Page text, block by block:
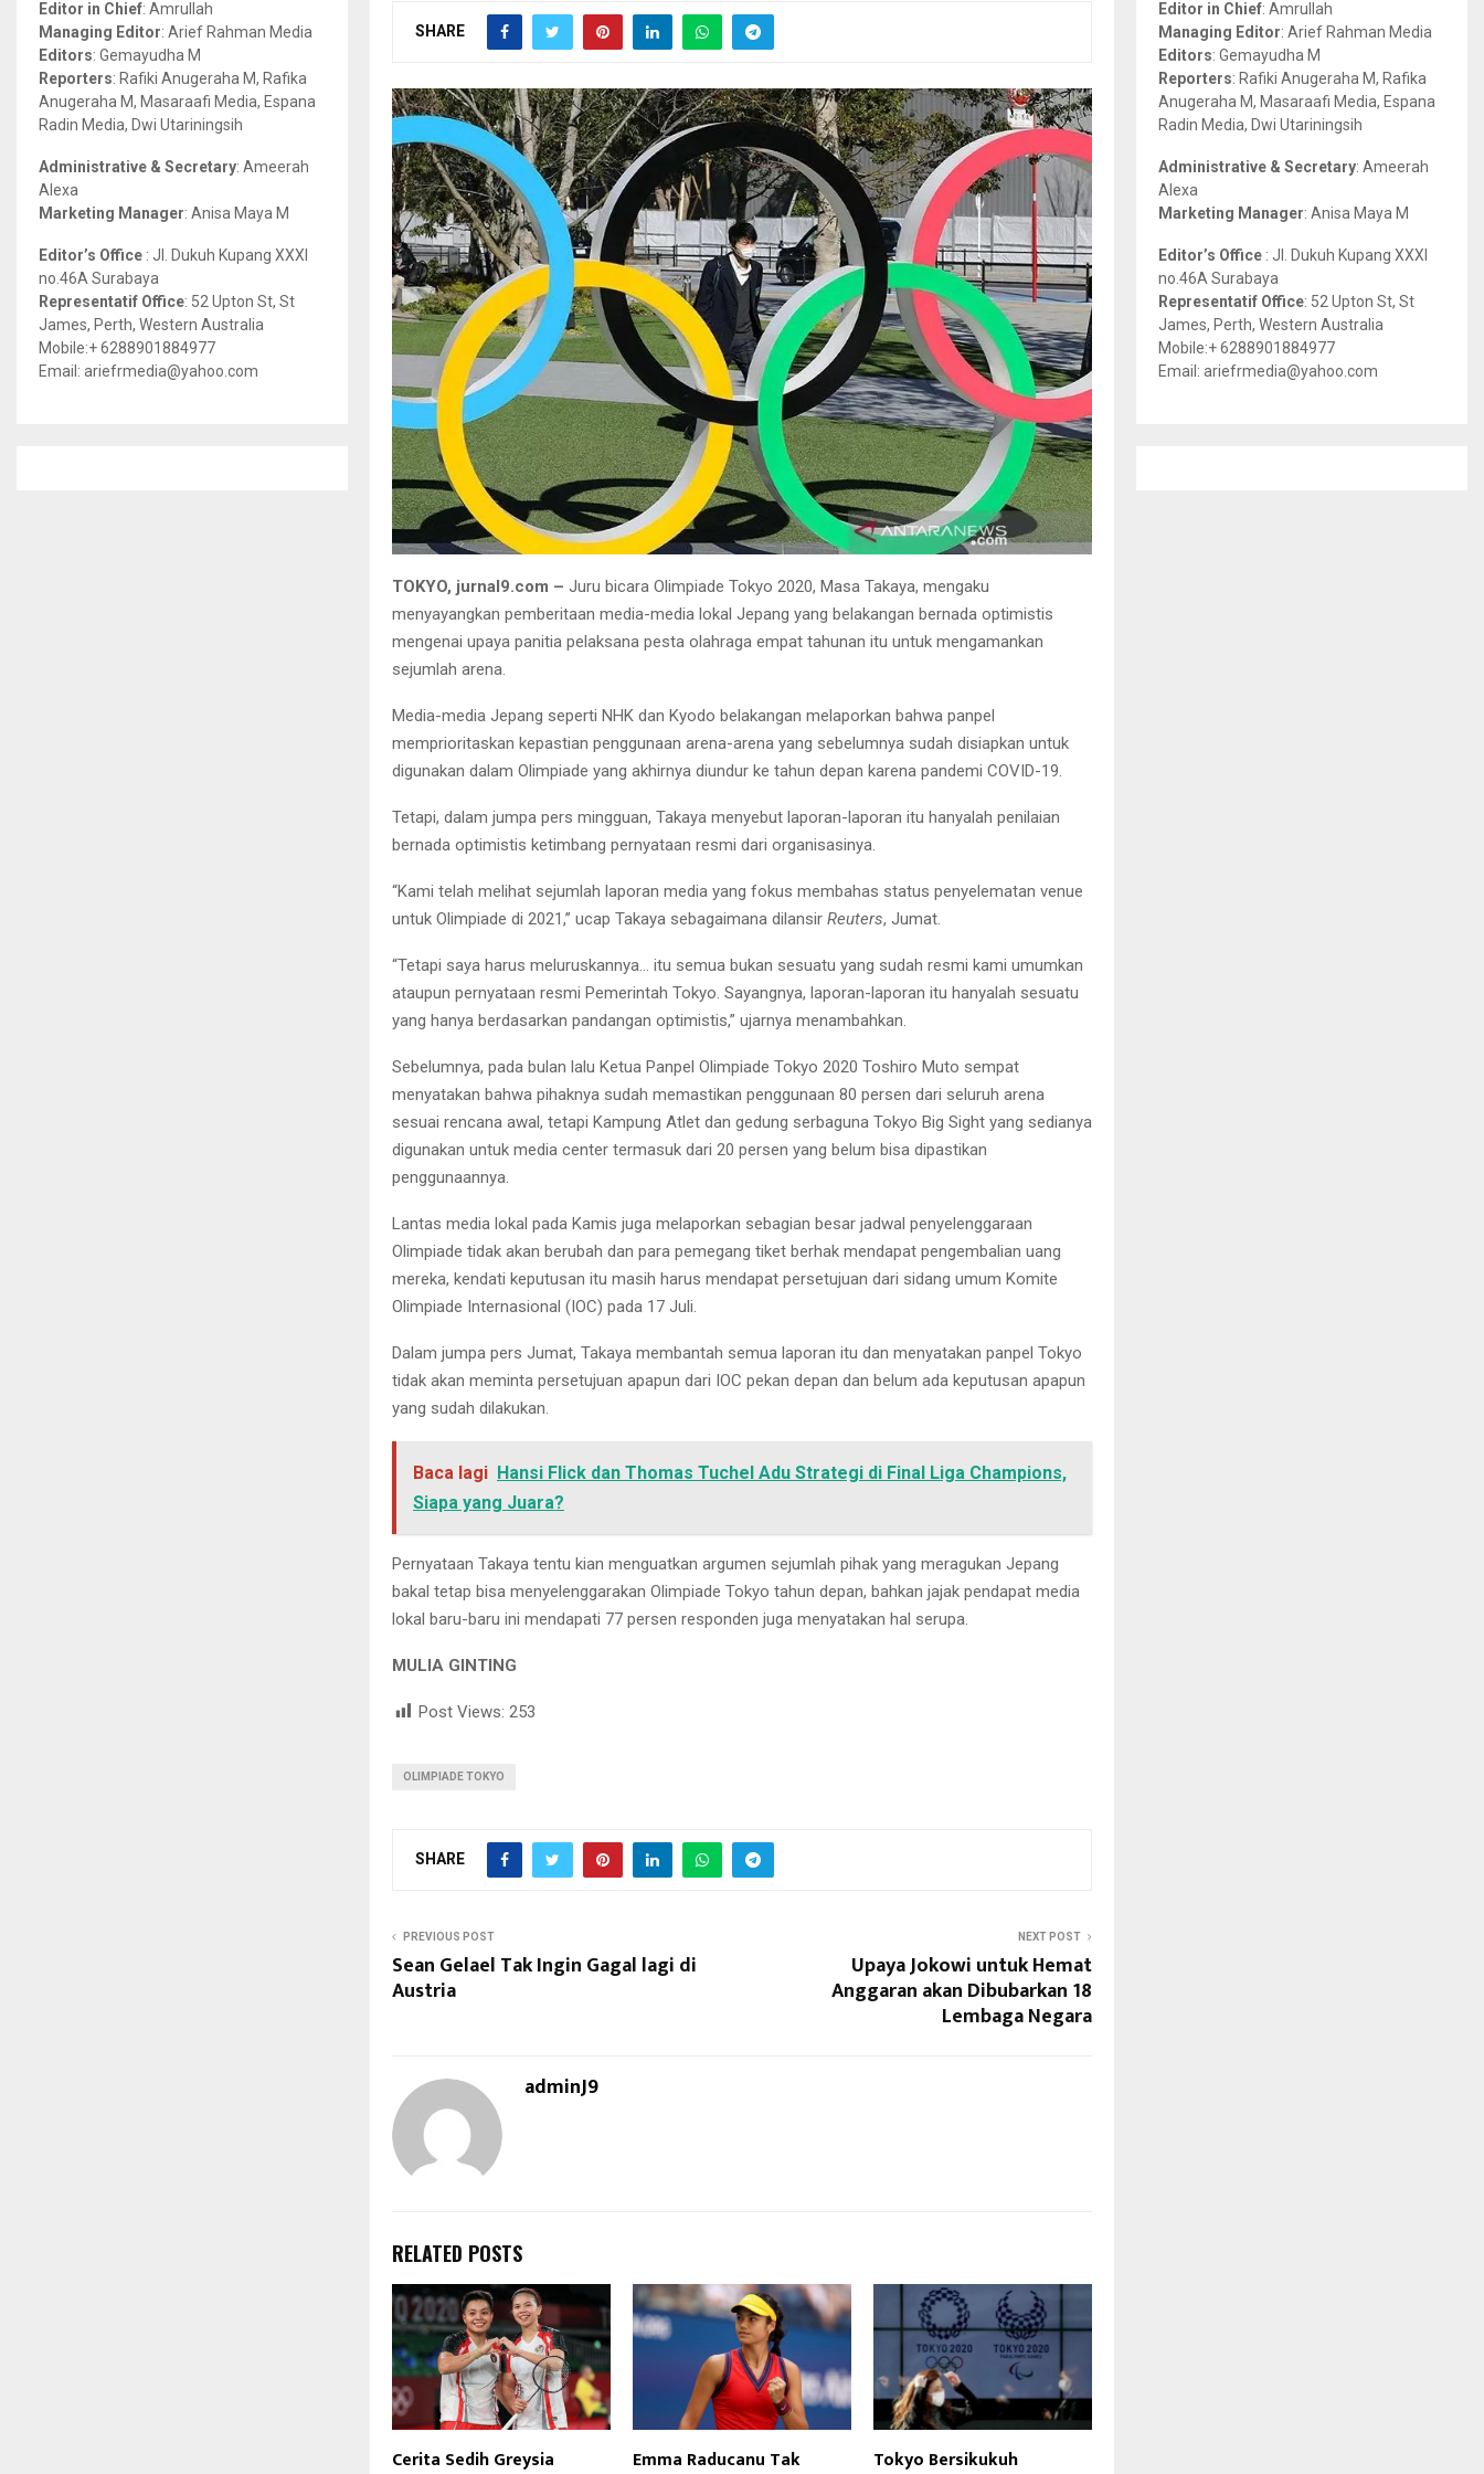
SHARE
TOKYO, jurnal9.com – Juru bicara Olimpiade Tokyo 2020, Masa Takaya, mengaku
menyayangkan pemberitaan media-media lokal Jepang yang belakangan bernada optimistis
mengenai upaya panitia pelaksana pesta olahraga empat tahunan itu untuk mengamankan
sejumlah arena.
Media-media Jepang seperti NHK dan Kyodo belakangan melaporkan bahwa panpel
memprioritaskan kepastian penggunaan arena-arena yang sebelumnya sudah disiapkan untuk
digunakan dalam Olimpiade yang akhirnya diundur ke tahun depan karena pandemi COVID-19.
Tetapi, dalam jumpa pers mingguan, Takaya menyebut laporan-laporan itu hanyalah penilaian
bernada optimistis ketimbang pernyataan resmi dari organisasinya.
“Kami telah melihat sejumlah laporan media yang fokus membahas status penyelematan venue
untuk Olimpiade di 2021,” ucap Takaya sebagaimana dilansir Reuters, Jumat.
“Tetapi saya harus meluruskannya… itu semua bukan sesuatu yang sudah resmi kami umumkan
ataupun pernyataan resmi Pemerintah Tokyo. Sayangnya, laporan-laporan itu hanyalah sesuatu
yang hanya berdasarkan pandangan optimistis,” ujarnya menambahkan.
Sebelumnya, pada bulan lalu Ketua Panpel Olimpiade Tokyo 2020 Toshiro Muto sempat
menyatakan bahwa pihaknya sudah memastikan penggunaan 80 persen dari seluruh arena
sesuai rencana awal, tetapi Kampung Atlet dan gedung serbaguna Tokyo Big Sight yang sedianya
digunakan untuk media center termasuk dari 20 persen yang belum bisa dipastikan
penggunaannya.
Lantas media lokal pada Kamis juga melaporkan sebagian besar jadwal penyelenggaraan
Olimpiade tidak akan berubah dan para pemegang tiket berhak mendapat pengembalian uang
mereka, kendati keputusan itu masih harus mendapat persetujuan dari sidang umum Komite
Olimpiade Internasional (IOC) pada 17 Juli.
Dalam jumpa pers Jumat, Takaya membantah semua laporan itu dan menyatakan panpel Tokyo
tidak akan meminta persetujuan apapun dari IOC pekan depan dan belum ada keputusan apapun
yang sudah dilakukan.
Baca lagi Hansi Flick dan Thomas Tuchel Adu Strategi di Final Liga Champions,
Siapa yang Juara?
Pernyataan Takaya tentu kian menguatkan argumen sejumlah pihak yang meragukan Jepang
bakal tetap bisa menyelenggarakan Olimpiade Tokyo tahun depan, bahkan jajak pendapat media
lokal baru-baru ini mendapati 77 persen responden juga menyatakan hal serupa.
MULIA GINTING
Post Views: 253
OLIMPIADE TOKYO
SHARE
PREVIOUS POST
Sean Gelael Tak Ingin Gagal lagi di
Austria
NEXT POST
Upaya Jokowi untuk Hemat
Anggaran akan Dibubarkan 18
Lembaga Negara
adminJ9
RELATED POSTS
Cerita Sedih Greysia Emma Raducanu Tak Tokyo Bersikukuh
r
:
R
H
Editor in Chief: Amrullah
Managing Editor: Arief Rahman Media
Editors: Gemayudha M
Reporters: Rafiki Anugeraha M, Rafika
Anugeraha M, Masaraafi Media, Espana
Radin Media, Dwi Utariningsih
Administrative & Secretary: Ameerah
Alexa
Marketing Manager: Anisa Maya M
Editor’s Office : Jl. Dukuh Kupang XXXI
no.46A Surabaya
Representatif Office: 52 Upton St, St
James, Perth, Western Australia
Mobile:+ 6288901884977
Email: ariefrmedia@yahoo.com
r
:
R
H
Editor in Chief: Amrullah
Managing Editor: Arief Rahman Media
Editors: Gemayudha M
Reporters: Rafiki Anugeraha M, Rafika
Anugeraha M, Masaraafi Media, Espana
Radin Media, Dwi Utariningsih
Administrative & Secretary: Ameerah
Alexa
Marketing Manager: Anisa Maya M
Editor’s Office : Jl. Dukuh Kupang XXXI
no.46A Surabaya
Representatif Office: 52 Upton St, St
James, Perth, Western Australia
Mobile:+ 6288901884977
Email: ariefrmedia@yahoo.com